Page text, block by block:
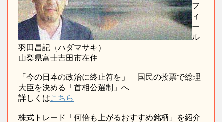
フ
ィ
ー
ル
羽田昌記（ハダマサキ）
山梨県富士吉田市在住
「今の日本の政治に終止符を」 国民の投票で総理
大臣を決める「首相公選制」へ
詳しくはこちら
株式トレード「何倍も上がるおすすめ銘柄」を紹介